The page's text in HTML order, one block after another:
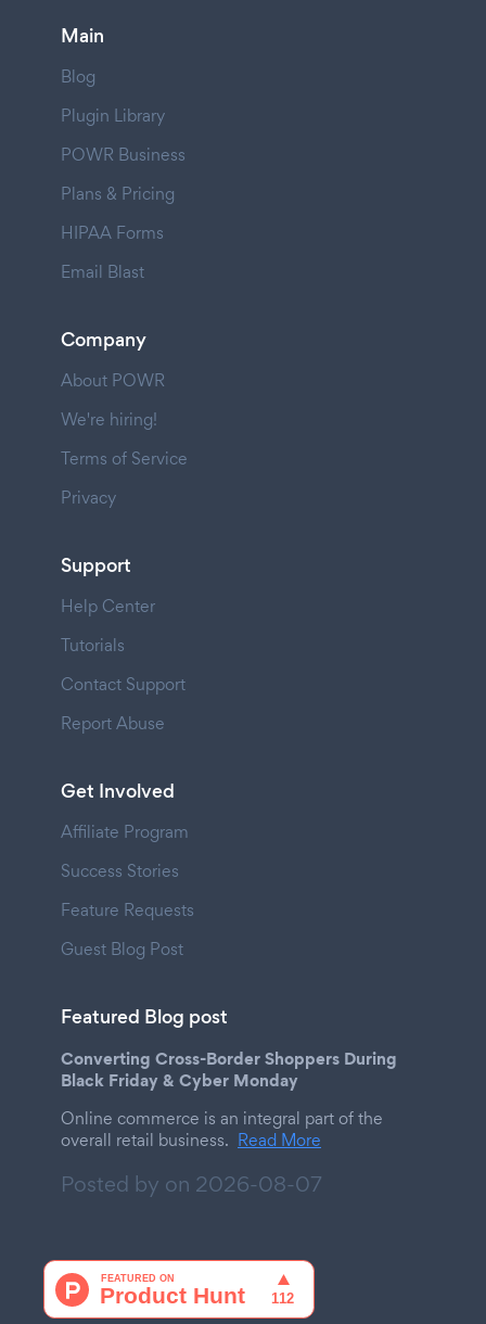
Main
Blog
Plugin Library
POWR Business
Plans & Pricing
HIPAA Forms
Email Blast
Company
About POWR
We're hiring!
Terms of Service
Privacy
Support
Help Center
Tutorials
Contact Support
Report Abuse
Get Involved
Affiliate Program
Success Stories
Feature Requests
Guest Blog Post
Featured Blog post
Converting Cross-Border Shoppers During
Black Friday & Cyber Monday
Online commerce is an integral part of the
overall retail business. Read More
Posted by on 2026-08-07